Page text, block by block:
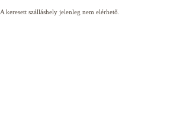
A keresett szálláshely jelenleg nem elérhető.